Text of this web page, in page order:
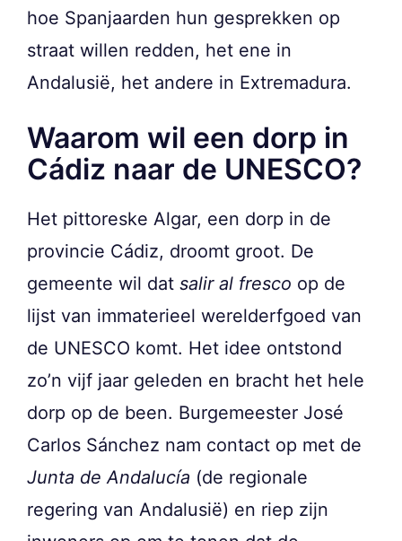
hoe Spanjaarden hun gesprekken op
straat willen redden, het ene in
Andalusië, het andere in Extremadura.
Waarom wil een dorp in
Cádiz naar de UNESCO?
Het pittoreske Algar, een dorp in de
provincie Cádiz, droomt groot. De
gemeente wil dat salir al fresco op de
lijst van immaterieel werelderfgoed van
de UNESCO komt. Het idee ontstond
zo’n vijf jaar geleden en bracht het hele
dorp op de been. Burgemeester José
Carlos Sánchez nam contact op met de
Junta de Andalucía (de regionale
regering van Andalusië) en riep zijn